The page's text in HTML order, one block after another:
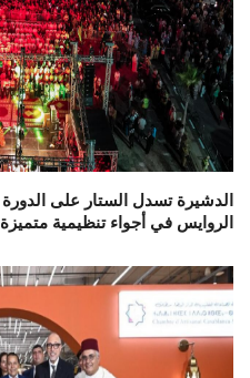
الروايس في أجواء تنظيمية متميزة